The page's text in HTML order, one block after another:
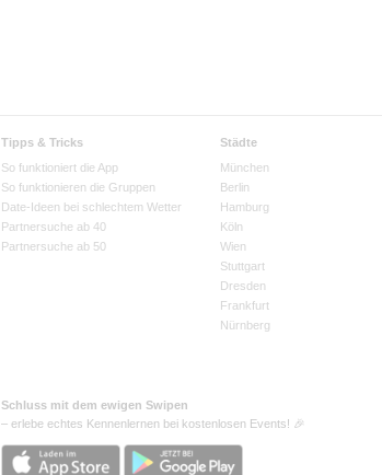
Tipps & Tricks
So funktioniert die App
So funktionieren die Gruppen
Date-Ideen bei schlechtem Wetter
Partnersuche ab 40
Partnersuche ab 50
Städte
München
Berlin
Hamburg
Köln
Wien
Stuttgart
Dresden
Frankfurt
Nürnberg
Schluss mit dem ewigen Swipen
– erlebe echtes Kennenlernen bei kostenlosen Events! 🎉